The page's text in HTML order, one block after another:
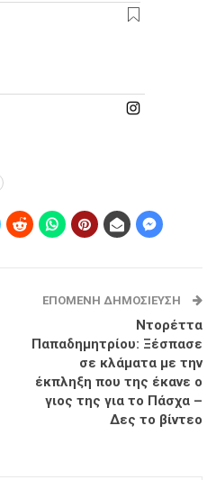
ΕΠΌΜΕΝΗ ΔΗΜΟΣΊΕΥΣΗ
Ντορέττα
Παπαδημητρίου: Ξέσπασε
σε κλάματα με την
έκπληξη που της έκανε ο
γιος της για το Πάσχα –
Δες το βίντεο